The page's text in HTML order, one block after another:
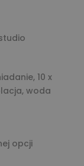
10 x
woda
opcji